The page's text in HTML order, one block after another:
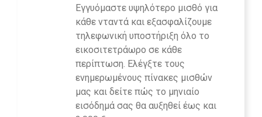
Εγγυόμαστε υψηλότερο μισθό για
κάθε νταντά και εξασφαλίζουμε
τηλεφωνική υποστήριξη όλο το
εικοσιτετράωρο σε κάθε
περίπτωση. Ελέγξτε τους
ενημερωμένους πίνακες μισθών
μας και δείτε πώς το μηνιαίο
εισόδημά σας θα αυξηθεί έως και